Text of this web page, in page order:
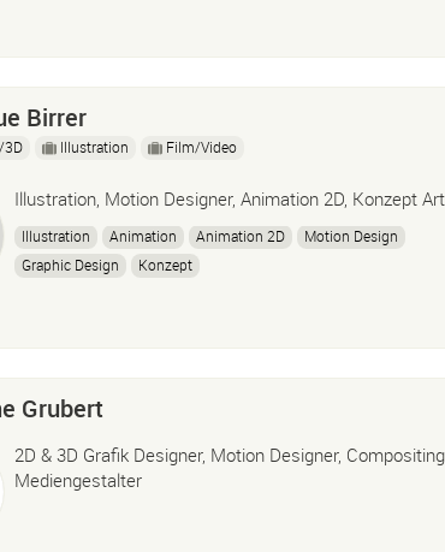
Birrer
3D Illustration Film/Video
Illustration, Motion Designer, Animation 2D, Konzept Art
Illustration Animation Animation 2D
Motion Design
Graphic Design
Konzept
Grubert
2D & 3D Grafik Designer, Motion Designer,
Mediengestalter